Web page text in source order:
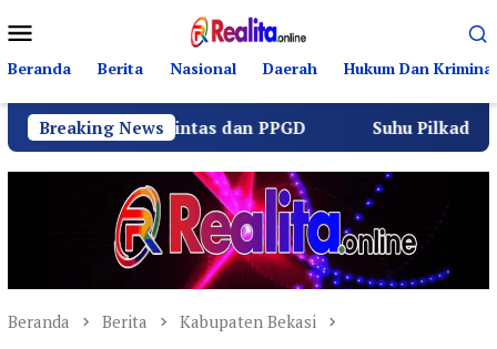
ke
kontenMobile
Beranda Berita Nasional Daerah Hukum Dan Kriminal
Breaking News
Lintas dan PPGD Suhu Pilkades Sukamulya
Beranda Berita Kabupaten Bekasi